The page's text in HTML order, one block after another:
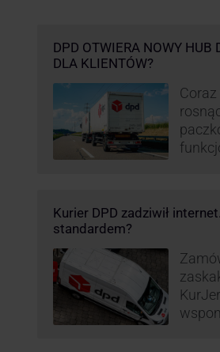
DPD OTWIERA NOWY HUB
DLA KLIENTÓW?
nowe
taki
Kurier DPD zadziwił
standardem?